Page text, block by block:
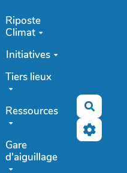
Riposte
Climat
Initiatives
Tiers lieux
Ressources
Gare
d'aiguillage